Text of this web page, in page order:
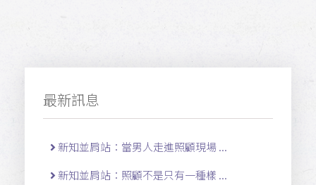
最新訊息
新知並肩站：當男人走進照顧現場 ...
新知並肩站：照顧不是只有一種樣 ...